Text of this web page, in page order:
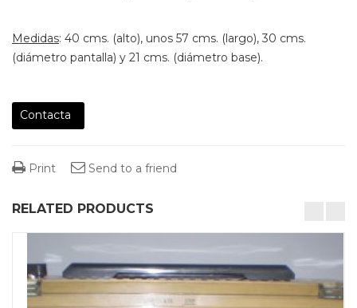
Medidas: 40 cms. (alto), unos 57 cms. (largo), 30 cms.
(diámetro pantalla) y 21 cms. (diámetro base).
Contacta
Print Send to a friend
RELATED PRODUCTS